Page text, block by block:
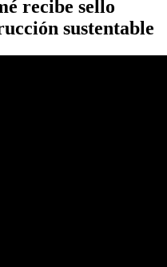
recibe sello
sustentable